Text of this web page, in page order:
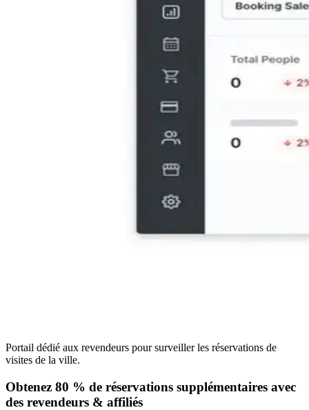
Portail dédié aux revendeurs pour surveiller les réservations de
visites de la ville.
Obtenez 80 % de réservations supplémentaires avec
des revendeurs & affiliés